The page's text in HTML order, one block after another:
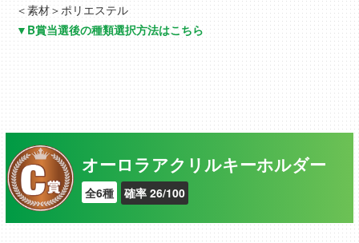
＜素材＞ポリエステル
▼B賞当選後の種類選択方法はこちら
オーロラアクリルキーホルダー
全6種 確率 26/100